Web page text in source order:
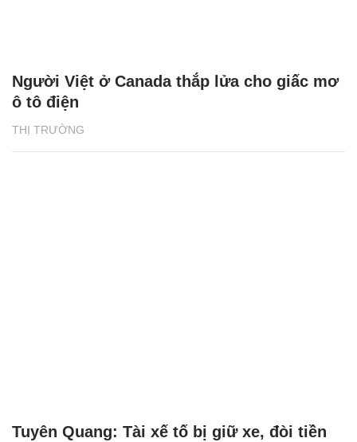
THỊ TRƯỜNG
Người Việt ở Canada thắp lửa cho giấc mơ
ô tô điện
Tuyên Quang: Tài xế tố bị giữ xe, đòi tiền